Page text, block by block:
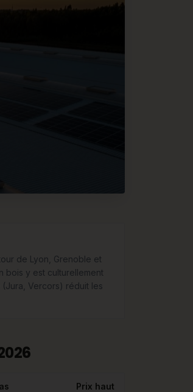
de Lyon, Grenoble et
bois y est culturellement
Vercors) réduit les
Prix haut